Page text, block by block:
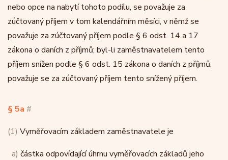
nebo opce na nabytí tohoto podílu, se považuje za
zúčtovaný příjem v tom kalendářním měsíci, v němž se
považuje za zúčtovaný příjem podle § 6 odst. 14 a 17
zákona o daních z příjmů; byl-li zaměstnavatelem tento
příjem snížen podle § 6 odst. 15 zákona o daních z příjmů,
považuje se za zúčtovaný příjem tento snížený příjem.
§ 5a #
(1) Vyměřovacím základem zaměstnavatele je
a) částka odpovídající úhrnu vyměřovacích základů jeho